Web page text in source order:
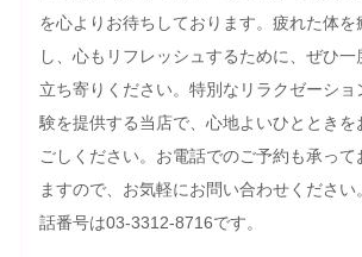
を心よりお待ちしております。疲れた体を
し、心もリフレッシュするために、ぜひ一
立ち寄りください。特別なリラクゼーショ
験を提供する当店で、心地よいひとときを
ごしください。お電話でのご予約も承って
ますので、お気軽にお問い合わせください
話番号は03-3312-8716です。